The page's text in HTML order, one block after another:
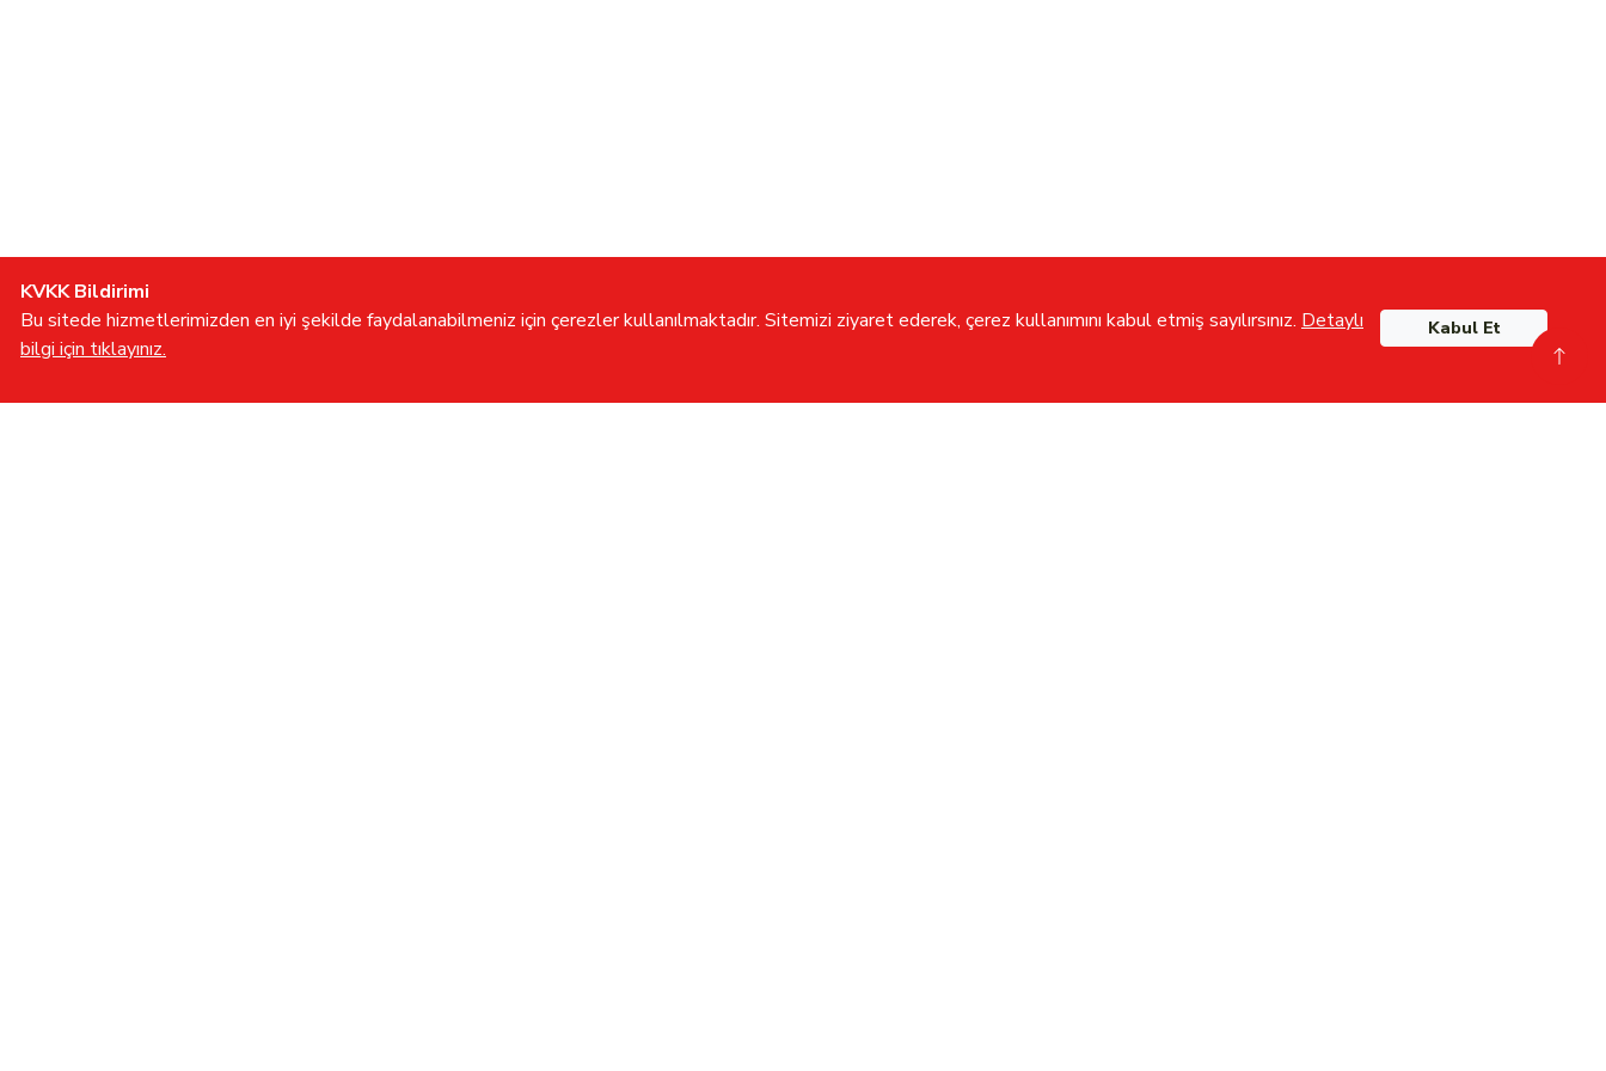
KVKK Bildirimi
Bu sitede hizmetlerimizden en iyi şekilde faydalanabilmeniz için çerezler kullanılmaktadır. Sitemizi ziyaret ederek, çerez kullanımını kabul etmiş sayılırsınız. Detaylı
bilgi için tıklayınız.
Kabul Et